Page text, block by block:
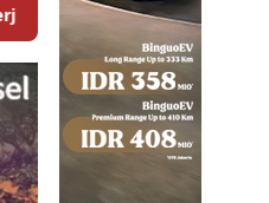
Bima Dilaporkan Positif